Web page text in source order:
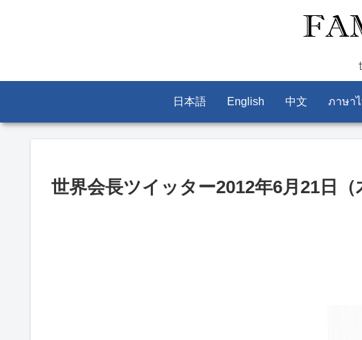
日本語 English 中文 ภาษา
世界会長ツイッター2012年6月21日（